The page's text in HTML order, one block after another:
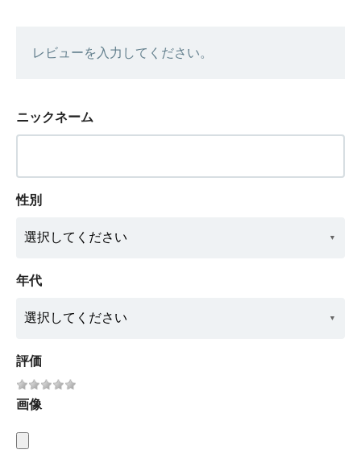
レビューを入力してください。
ニックネーム
性別
年代
評価
画像